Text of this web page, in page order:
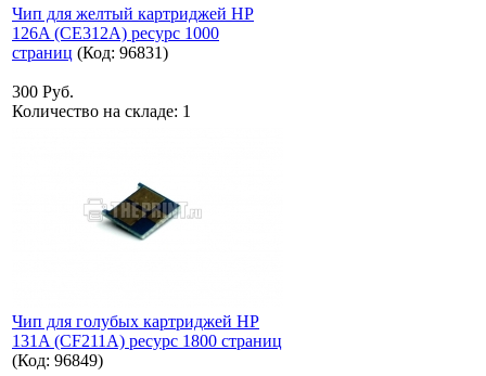
Чип для желтый картриджей HP
126A (CE312A) ресурс 1000
страниц (Код: 96831)
300 Руб.
Количество на складе: 1
Чип для голубых картриджей HP
131A (CF211A) ресурс 1800 страниц
(Код: 96849)